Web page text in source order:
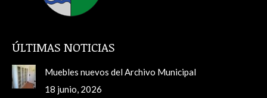
ÚLTIMAS NOTICIAS
Muebles nuevos del Archivo Municipal
18 junio, 2026